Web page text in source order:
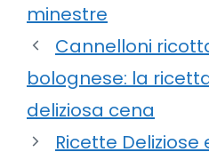
minestre
Cannelloni
bolognese: la
deliziosa cena
Ricette Deliziose